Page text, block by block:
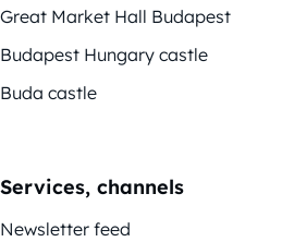
Great Market Hall Budapest
Budapest Hungary castle
Buda castle
Services, channels
Newsletter feed